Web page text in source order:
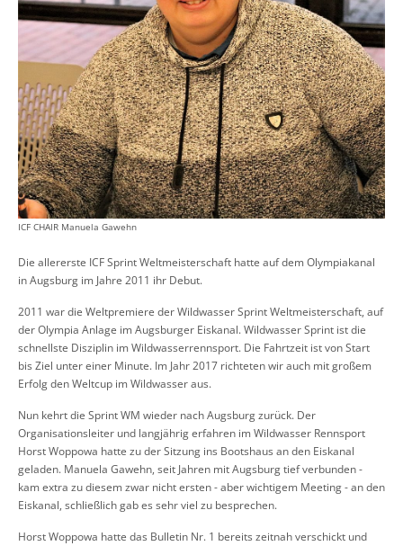
ICF CHAIR Manuela Gawehn
Die allererste ICF Sprint Weltmeisterschaft hatte auf dem Olympiakanal
in Augsburg im Jahre 2011 ihr Debut.
2011 war die Weltpremiere der Wildwasser Sprint Weltmeisterschaft, auf
der Olympia Anlage im Augsburger Eiskanal. Wildwasser Sprint ist die
schnellste Disziplin im Wildwasserrennsport. Die Fahrtzeit ist von Start
bis Ziel unter einer Minute. Im Jahr 2017 richteten wir auch mit großem
Erfolg den Weltcup im Wildwasser aus.
Nun kehrt die Sprint WM wieder nach Augsburg zurück. Der
Organisationsleiter und langjährig erfahren im Wildwasser Rennsport
Horst Woppowa hatte zu der Sitzung ins Bootshaus an den Eiskanal
geladen. Manuela Gawehn, seit Jahren mit Augsburg tief verbunden -
kam extra zu diesem zwar nicht ersten - aber wichtigem Meeting - an den
Eiskanal, schließlich gab es sehr viel zu besprechen.
Horst Woppowa hatte das Bulletin Nr. 1 bereits zeitnah verschickt und